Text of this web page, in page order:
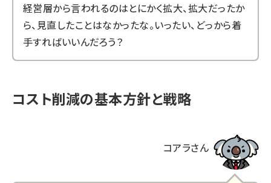
経営層から言われるのはとにかく拡大、拡大だったか
ら、見直したことはなかったな。いったい、どっから着
手すればいいんだろう？
コスト削減の基本方針と戦略
コアラさん